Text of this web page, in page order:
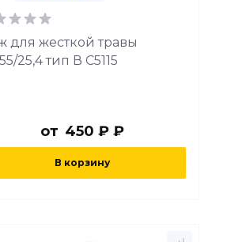
для жесткой травы
25,4 тип В C5115
от 450 ₽ ₽
В корзину